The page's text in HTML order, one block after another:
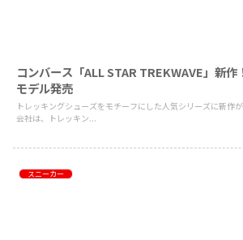
コンバース「ALL STAR TREKWAVE」新
モデル発売
トレッキングシューズをモチーフにした人気シリーズに新作
会社は、トレッキン...
スニーカー